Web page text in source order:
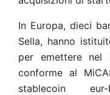
In Europa, dieci
Sella, hanno
per emettere nel
conforme al
stablecoin